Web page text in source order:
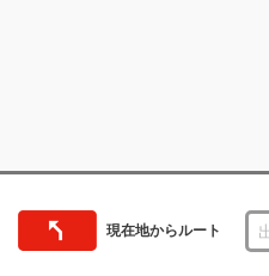
現在地からルート